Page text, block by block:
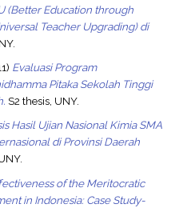
(Better Education through
Teacher Upgrading) di
Evaluasi Program
Pitaka Sekolah Tinggi
S2 thesis, UNY.
Hasil Ujian Nasional Kimia SMA
di Provinsi Daerah
of the Meritocratic
in Indonesia: Case Study-